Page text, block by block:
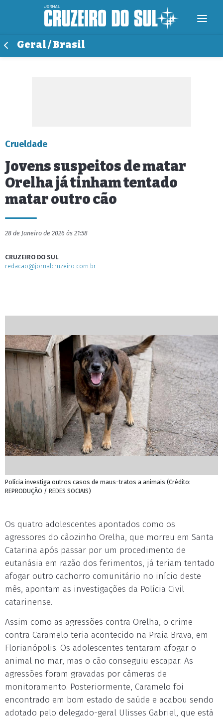
Geral / Brasil
Crueldade
Jovens suspeitos de matar
Orelha já tinham tentado
matar outro cão
28 de Janeiro de 2026 às 21:58
CRUZEIRO DO SUL
redacao@jornalcruzeiro.com.br
Polícia investiga outros casos de maus-tratos a animais (Crédito:
REPRODUÇÃO / REDES SOCIAIS)
Os quatro adolescentes apontados como os
agressores do cãozinho Orelha, que morreu em Santa
Catarina após passar por um procedimento de
eutanásia em razão dos ferimentos, já teriam tentado
afogar outro cachorro comunitário no início deste
mês, apontam as investigações da Polícia Civil
catarinense.
Assim como as agressões contra Orelha, o crime
contra Caramelo teria acontecido na Praia Brava, em
Florianópolis. Os adolescentes tentaram afogar o
animal no mar, mas o cão conseguiu escapar. As
agressões foram gravadas por câmeras de
monitoramento. Posteriormente, Caramelo foi
encontrado em bom estado de saúde e acabou sendo
adotado pelo delegado-geral Ulisses Gabriel, que está